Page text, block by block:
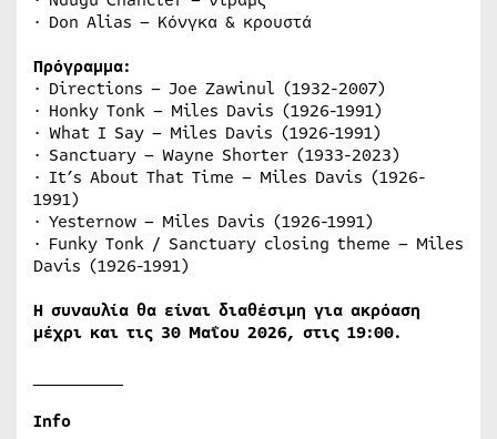
· Don Alias – Κόνγκα & κρουστά
Πρόγραμμα:
· Directions – Joe Zawinul (1932-2007)
· Honky Tonk – Miles Davis (1926-1991)
· What I Say – Miles Davis (1926-1991)
· Sanctuary – Wayne Shorter (1933-2023)
· It’s About That Time – Miles Davis (1926-
1991)
· Yesternow – Miles Davis (1926-1991)
· Funky Tonk / Sanctuary closing theme – Miles
Davis (1926-1991)
Η συναυλία θα είναι διαθέσιμη για ακρόαση
μέχρι και τις 30 Μαΐου 2026, στις 19:00.
Info